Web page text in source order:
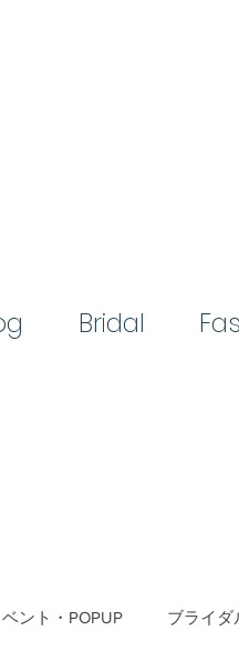
Bridal​
ント・POPUP ブライダ